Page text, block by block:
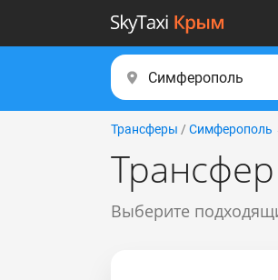
Трансферы / Симферополь
Выберите